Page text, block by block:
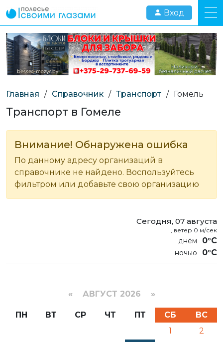
Вход
Главная / Справочник / Транспорт / Гомель
Транспорт в Гомеле
Внимание! Обнаружена ошибка
По данному адресу организаций в
справочнике не найдено. Воспользуйтесь
фильтром или добавьте свою организацию
Сегодня, 07 августа
, ветер 0 м/сек
0°C
0°C
« АВГУСТ 2026 »
ПН ВТ СР ЧТ ПТ СБ
ВС
1
2